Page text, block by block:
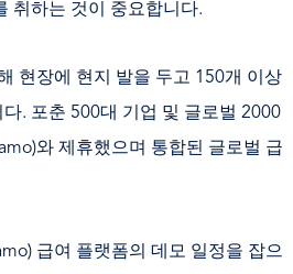
취하는 것이 중요합니다.
현장에 현지 발을 두고 150개 이상
. 포춘 500대 기업 및 글로벌 2000
와 제휴했으며 통합된 글로벌 급
급여 플랫폼의 데모 일정을 잡으